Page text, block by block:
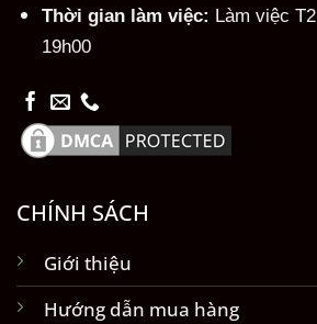
Thời gian làm việc: Làm việc
19h00
CHÍNH SÁCH
Giới thiệu
Hướng dẫn mua hàng